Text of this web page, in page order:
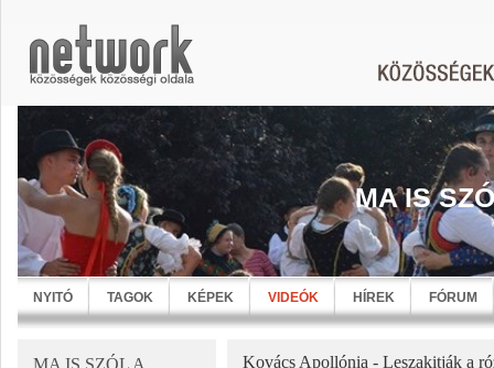
MA IS
NYITÓ TAGOK KÉPEK VIDEÓK HÍREK FÓRUM
MA IS SZÓL A
Kovács Apollónia - Leszakitják a